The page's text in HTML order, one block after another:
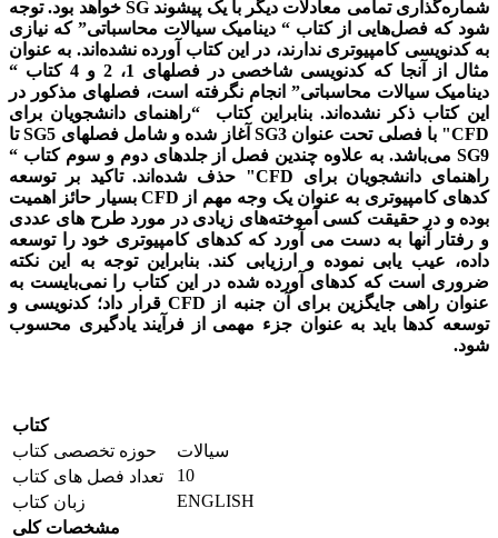
شماره‌گذاری تمامی معادلات دیگر با یک پیشوندSG خواهد بود. توجه
شود که فصل­‌هایی از کتاب “ دینامیک سیالات محاسباتی” که نیازی
به کدنویسی کامپیوتری ندارند، در این کتاب آورده نشده‌­اند. به عنوان
مثال از آنجا که کدنویسی شاخصی در فصلهای 1، 2 و 4 کتاب
“
دینامیک سیالات محاسباتی” انجام نگرفته است، فصل­های مذکور در
این کتاب ذکر نشده‌­اند. بنابراین کتاب
“راهنمای دانشجویان برای
CFD" با فصلی تحت عنوانSG3 آغاز شده و شامل فصل­های SG5تا
SG9 می‌­باشد. به علاوه چندین فصل از جلدهای دوم و سوم کتاب “
راهنمای دانشجویان برای CFD" حذف شده‌اند. تاکید بر توسعه
کدهای کامپیوتری به عنوان یک وجه مهم از CFDبسیار حائز اهمیت
بوده و در حقیقت کسی آموخته‌های زیادی در مورد طرح ­های عددی
و رفتار آنها به دست می ­آورد که کدهای کامپیوتری خود را توسعه
داده، عیب ­یابی نموده و ارزیابی کند. بنابراین توجه به این نکته
ضروری است که کدهای آورده شده در این کتاب را نمی‌بایست به
عنوان راهی جایگزین برای آن جنبه از CFDقرار داد؛ کدنویسی و
توسعه کدها باید به عنوان جزء مهمی از فرآیند یادگیری محسوب
شود.
کتاب
حوزه تخصصی کتاب
سیالات
تعداد فصل های کتاب
10
زبان کتاب
ENGLISH
مشخصات کلی